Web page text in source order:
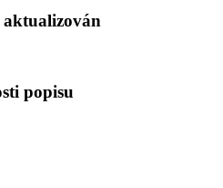
aktualizován
popisu